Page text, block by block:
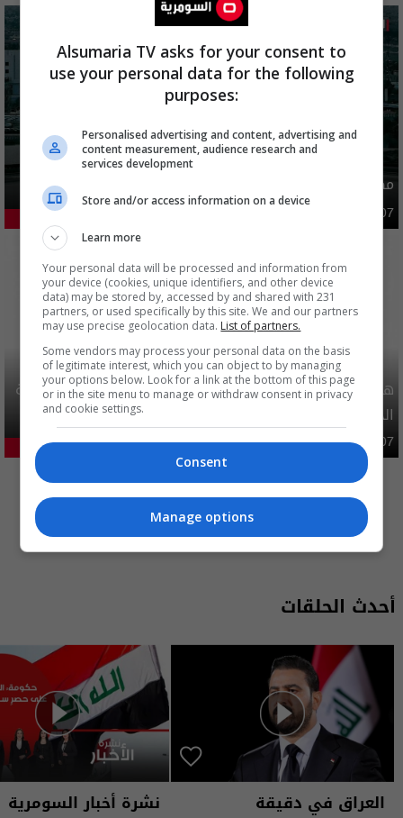
مصدر يوضح ما حصل في بغداد ليلة امس وفجر اليوم
أمن 03:02 | 2026-08-07
هيئة الحج تصدر قرارا يخص "لم الشمل" وتعديل استمارة قرعة
الحج
محليات 06:40 | 2026-08-07
المزيد
أحدث الحلقات
العراق في دقيقة نشرة أخبار السومرية
Alsumaria TV asks for your consent to
use your personal data for the following
purposes:
Personalised advertising and content, advertising and
content measurement, audience research and
services development
Store and/or access information on a device
Learn more
Your personal data will be processed and information from
your device (cookies, unique identifiers, and other device
data) may be stored by, accessed by and shared with 231
partners, or used specifically by this site. We and our partners
may use precise geolocation data. List of partners.
Some vendors may process your personal data on the basis
of legitimate interest, which you can object to by managing
your options below. Look for a link at the bottom of this page
or in the site menu to manage or withdraw consent in privacy
and cookie settings.
Consent
Manage options